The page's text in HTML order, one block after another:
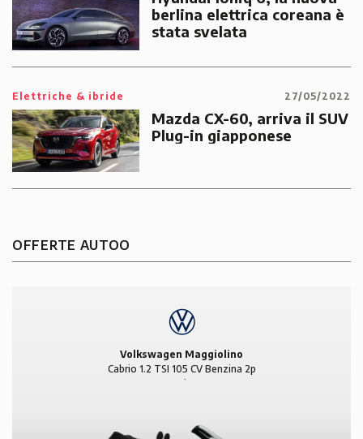
berlina elettrica coreana è
stata svelata
Elettriche & ibride 27/05/2022
Mazda CX-60, arriva il SUV
Plug-in giapponese
OFFERTE AUTOO
Volkswagen Maggiolino
Cabrio 1.2 TSI 105 CV Benzina 2p
Design